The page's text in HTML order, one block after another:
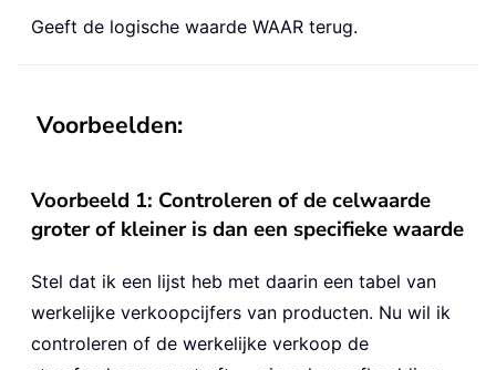
Geeft de logische waarde WAAR terug.
Voorbeelden:
Voorbeeld 1: Controleren of de celwaarde
groter of kleiner is dan een specifieke waarde
Stel dat ik een lijst heb met daarin een tabel van
werkelijke verkoopcijfers van producten. Nu wil ik
controleren of de werkelijke verkoop de